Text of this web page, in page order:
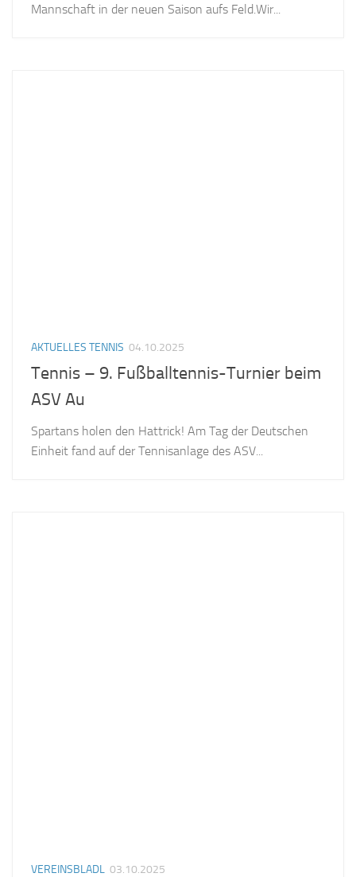
Mannschaft in der neuen Saison aufs Feld.Wir...
AKTUELLES TENNIS 04.10.2025
Tennis – 9. Fußballtennis-Turnier beim
ASV Au
Spartans holen den Hattrick! Am Tag der Deutschen
Einheit fand auf der Tennisanlage des ASV...
VEREINSBLADL 03.10.2025